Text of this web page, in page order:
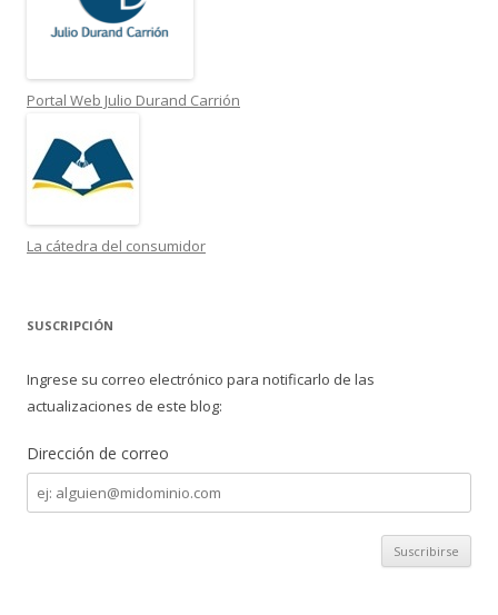
Portal Web Julio Durand Carrión
La cátedra del consumidor
SUSCRIPCIÓN
Ingrese su correo electrónico para notificarlo de las
actualizaciones de este blog:
Dirección de correo
Dirección
de
correo